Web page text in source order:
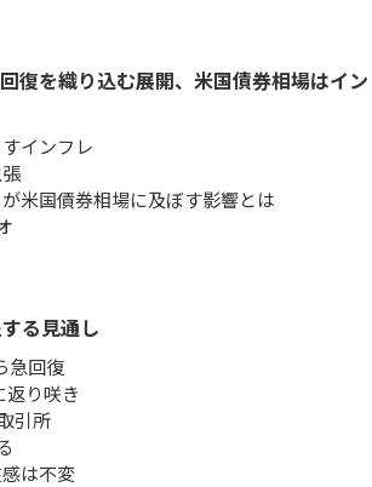
復を織り込む展開、米国債券相場はイン
インフレ
米国債券相場に及ぼす影響とは
る見通し
急回復
返り咲き
引所
は不変